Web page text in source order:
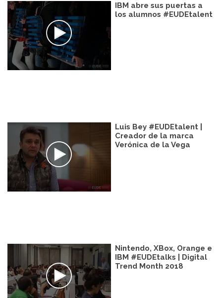
IBM abre sus puertas a
los alumnos #EUDEtalent
Luis Bey #EUDEtalent |
Creador de la marca
Verónica de la Vega
Nintendo, XBox, Orange e
IBM #EUDEtalks | Digital
Trend Month 2018